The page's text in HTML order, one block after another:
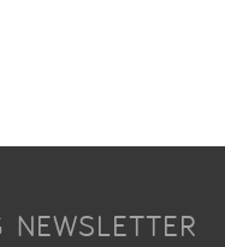
NEWSLETTER